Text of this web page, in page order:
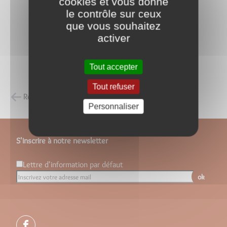
Retour à la liste des carnets d'adresses
S'inscrire à notre newsletter
Lettre d'information par défaut
ok
le contrôle sur ceux
que vous souhaitez
activer
Tout accepter
Tout refuser
Personnaliser